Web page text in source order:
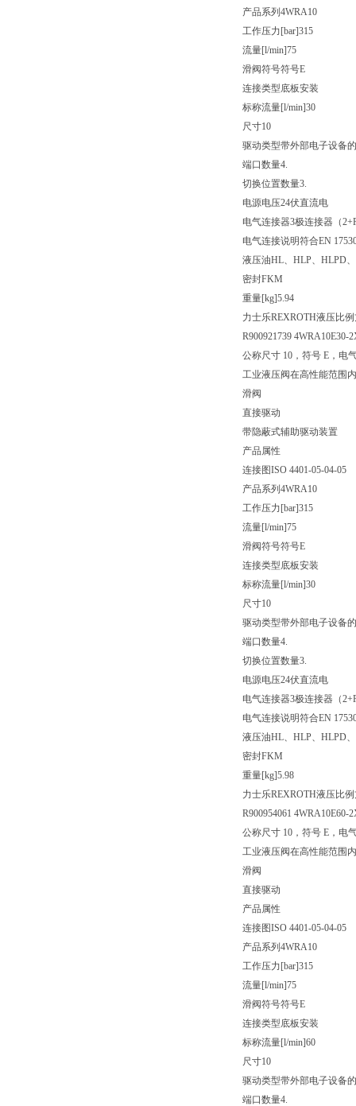
产品系列 4WRA10
工作压力[bar]315
流量[l/min]75
滑阀符号符号E
连接类型底板安装
标称流量[l/min]30
尺寸10
驱动类型带外部电子设备
端口数量4.
切换位置数量3.
电源电压24伏直流电
电气连接器3极连接器（
电气连接说明符合EN
液压油HL、HLP、HLPD
密封FKM
重量[kg]5.94
力士乐REXROTH液压比
R900921739 4WRA10E30-
公称尺寸 10，符号 E，电
工业液压阀在高性能范围
滑阀
直接驱动
带隐蔽式辅助驱动装置
产品属性
连接图ISO 4401-05-04-05
产品系列 4WRA10
工作压力[bar]315
流量[l/min]75
滑阀符号符号E
连接类型底板安装
标称流量[l/min]30
尺寸10
驱动类型带外部电子设备
端口数量4.
切换位置数量3.
电源电压24伏直流电
电气连接器3极连接器（
电气连接说明符合EN
液压油HL、HLP、HLPD
密封FKM
重量[kg]5.98
力士乐REXROTH液压比
R900954061 4WRA10E60-
公称尺寸 10，符号 E，电
工业液压阀在高性能范围
滑阀
直接驱动
产品属性
连接图ISO 4401-05-04-05
产品系列 4WRA10
工作压力[bar]315
流量[l/min]75
滑阀符号符号E
连接类型底板安装
标称流量[l/min]60
尺寸10
驱动类型带外部电子设备
端口数量4.